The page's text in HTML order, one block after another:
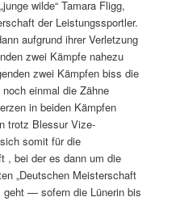
wilde“ Tamara Fligg,
der Leistungssportler.
aufgrund ihrer Verletzung
zwei Kämpfe nahezu
zwei Kämpfen biss die
einmal die Zähne
in beiden Kämpfen
trotz Blessur Vize-
somit für die
, bei der es dann um die
„Deutschen Meisterschaft
geht — sofern die Lünerin bis